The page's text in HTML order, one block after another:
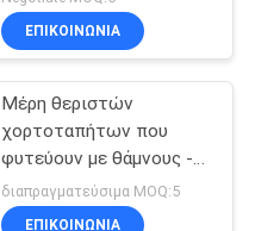
χορτοταπήτων/
συζευκτήρων G3010046
ΕΠΙΚΟΙΝΩΝΊΑ
Μέρη θεριστών
χορτοταπήτων που
φυτεύουν με θάμνους -
βαλμένες φλάντζα
τακτοποιήσεις
διαπραγματεύσιμα MOQ:5
ΕΠΙΚΟΙΝΩΝΊΑ